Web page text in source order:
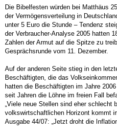
Die Bibelfesten würden bei Matthäus
der Vermögensverteilung in
unter 5 Euro die Stunde – Tendenz
der Verbraucher-Analyse 2005 hatten
Zahlen der Armut auf die Spitze zu
Gesprächsrunde vom 11. Dezember.
Auf der anderen Seite stieg in den
Beschäftigten, die das
hatten die Beschäftigten im Jahre
seit Jahren die Löhne im freien Fall
„Viele neue Stellen sind eher schlecht
volkswirtschaftlichen Horizont kommt
Ausgabe 44/07: „Jetzt droht die